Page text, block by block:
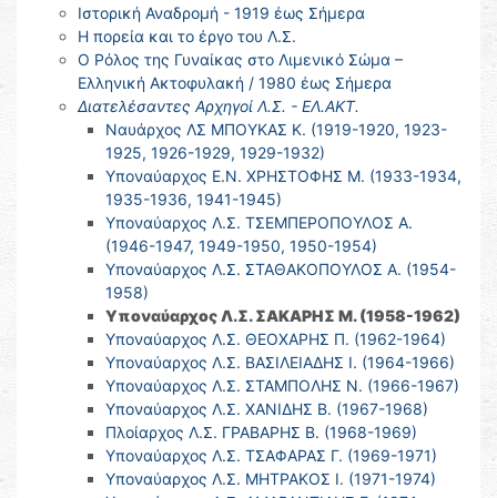
Ιστορική Αναδρομή - 1919 έως Σήμερα
Η πορεία και το έργο του Λ.Σ.
Ο Ρόλος της Γυναίκας στο Λιμενικό Σώμα –
Ελληνική Ακτοφυλακή / 1980 έως Σήμερα
Διατελέσαντες Αρχηγοί Λ.Σ. - ΕΛ.ΑΚΤ.
Ναυάρχος ΛΣ ΜΠΟΥΚΑΣ Κ. (1919-1920, 1923-
1925, 1926-1929, 1929-1932)
Υποναύαρχος Ε.Ν. ΧΡΗΣΤΟΦΗΣ Μ. (1933-1934,
1935-1936, 1941-1945)
Υποναύαρχος Λ.Σ. ΤΣΕΜΠΕΡΟΠΟΥΛΟΣ Α.
(1946-1947, 1949-1950, 1950-1954)
Υποναύαρχος Λ.Σ. ΣΤΑΘΑΚΟΠΟΥΛΟΣ Α. (1954-
1958)
Υποναύαρχος Λ.Σ. ΣΑΚΑΡΗΣ Μ. (1958-1962)
Υποναύαρχος Λ.Σ. ΘΕΟΧΑΡΗΣ Π. (1962-1964)
Υποναύαρχος Λ.Σ. ΒΑΣΙΛΕΙΑΔΗΣ Ι. (1964-1966)
Υποναύαρχος Λ.Σ. ΣΤΑΜΠΟΛΗΣ Ν. (1966-1967)
Υποναύαρχος Λ.Σ. ΧΑΝΙΔΗΣ Β. (1967-1968)
Πλοίαρχος Λ.Σ. ΓΡΑΒΑΡΗΣ Β. (1968-1969)
Υποναύαρχος Λ.Σ. ΤΣΑΦΑΡΑΣ Γ. (1969-1971)
Υποναύαρχος Λ.Σ. ΜΗΤΡΑΚΟΣ Ι. (1971-1974)